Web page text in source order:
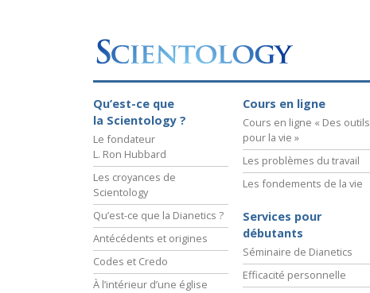
Qu’est-ce que
la Scientology ?
Le fondateur
L. Ron Hubbard
Les croyances de
Scientology
Qu’est-ce que la Dianetics ?
Antécédents et origines
Codes et Credo
À l’intérieur d’une église
Cours en ligne
Cours en ligne « Des outils
pour la vie »
Les problèmes du travail
Les fondements de la vie
Services pour
débutants
Séminaire de Dianetics
Efficacité personnelle